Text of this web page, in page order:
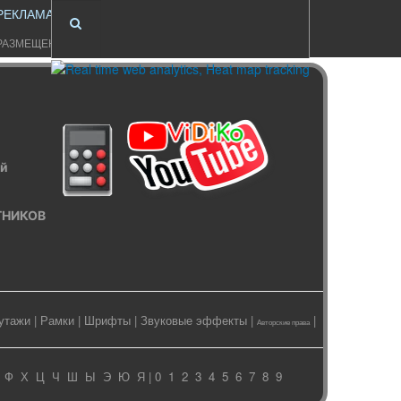
| Рамки | Шрифты | Звуковые эффекты | Авторские права |
Ф Х Ц Ч Ш Ы Э Ю Я| 0 1 2 3 4 5 67 89